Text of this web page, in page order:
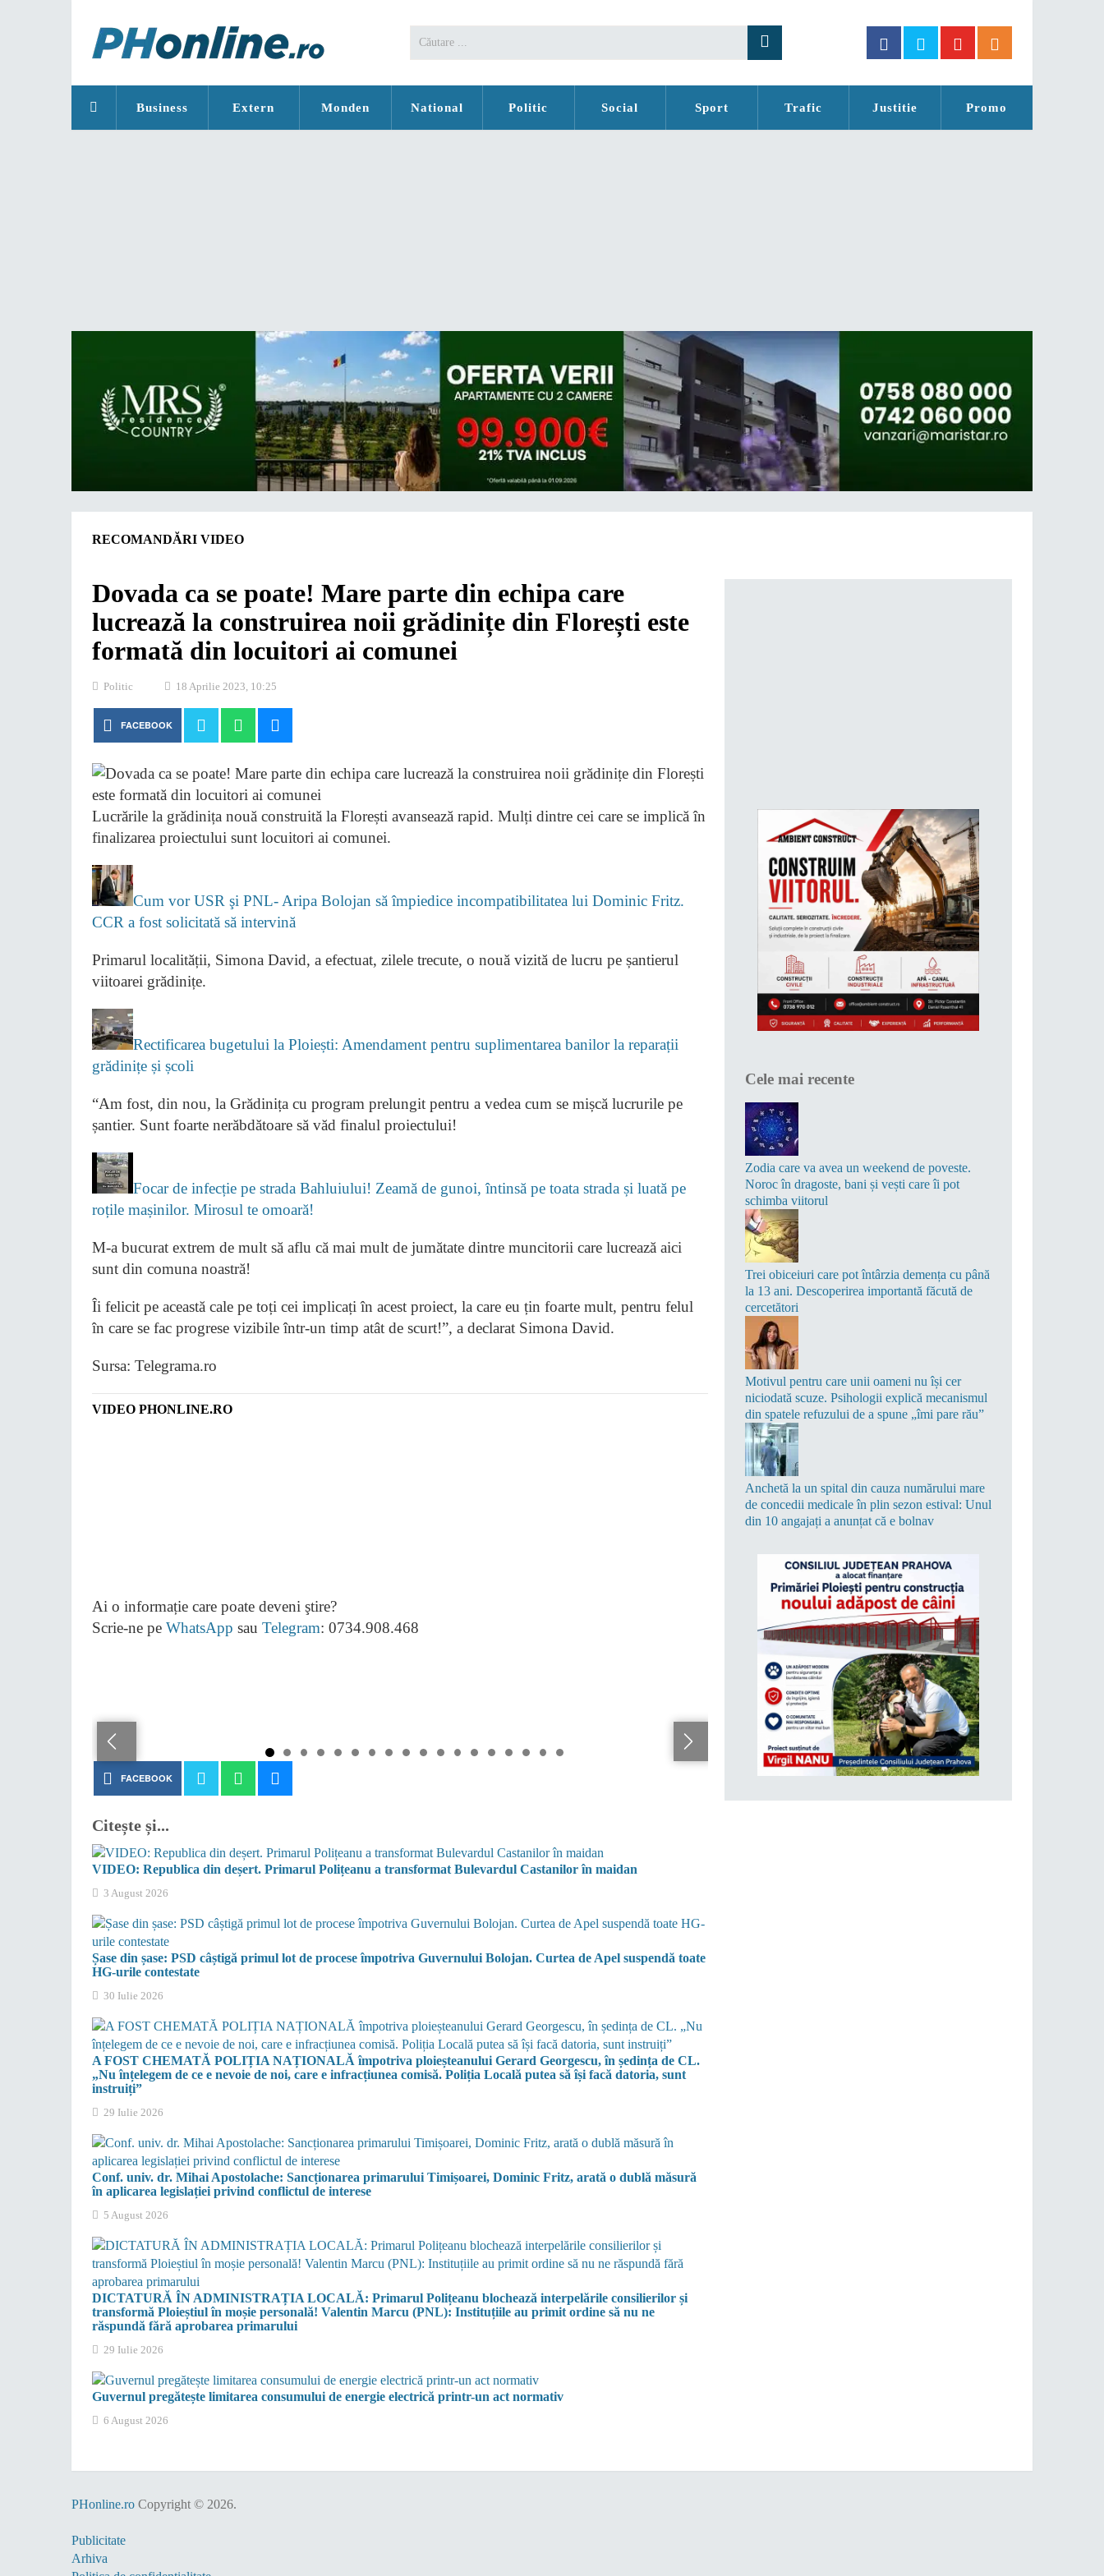
Business Extern Monden National Politic Social Sport Trafic Justitie Promo
RECOMANDĂRI VIDEO
Dovada ca se poate! Mare parte din echipa care
lucrează la construirea noii grădinițe din Florești este
formată din locuitori ai comunei
Politic 18 Aprilie 2023, 10:25
FACEBOOK
Lucrările la grădinița nouă construită la Florești avansează rapid. Mulți dintre cei care se implică în
finalizarea proiectului sunt locuitori ai comunei.
Cum vor USR şi PNL- Aripa Bolojan să împiedice incompatibilitatea lui Dominic Fritz.
CCR a fost solicitată să intervină
Primarul localității, Simona David, a efectuat, zilele trecute, o nouă vizită de lucru pe șantierul
viitoarei grădinițe.
Rectificarea bugetului la Ploiești: Amendament pentru suplimentarea banilor la reparații
grădinițe și școli
“Am fost, din nou, la Grădinița cu program prelungit pentru a vedea cum se mișcă lucrurile pe
șantier. Sunt foarte nerăbdătoare să văd finalul proiectului!
Focar de infecție pe strada Bahluiului! Zeamă de gunoi, întinsă pe toata strada și luată pe
roțile mașinilor. Mirosul te omoară!
M-a bucurat extrem de mult să aflu că mai mult de jumătate dintre muncitorii care lucrează aici
sunt din comuna noastră!
Îi felicit pe această cale pe toți cei implicați în acest proiect, la care eu țin foarte mult, pentru felul
în care se fac progrese vizibile într-un timp atât de scurt!”, a declarat Simona David.
Sursa: Telegrama.ro
VIDEO PHONLINE.RO
Ai o informație care poate deveni ştire?
Scrie-ne pe WhatsApp sau Telegram: 0734.908.468
FACEBOOK
Citește și...
VIDEO: Republica din deșert. Primarul Polițeanu a transformat Bulevardul Castanilor în maidan
3 August 2026
Șase din șase: PSD câștigă primul lot de procese împotriva Guvernului Bolojan. Curtea de Apel suspendă toate
HG-urile contestate
30 Iulie 2026
A FOST CHEMATĂ POLIȚIA NAȚIONALĂ împotriva ploieșteanului Gerard Georgescu, în ședința de CL.
„Nu înțelegem de ce e nevoie de noi, care e infracțiunea comisă. Poliția Locală putea să își facă datoria, sunt
instruiți”
29 Iulie 2026
Conf. univ. dr. Mihai Apostolache: Sancționarea primarului Timișoarei, Dominic Fritz, arată o dublă măsură
în aplicarea legislației privind conflictul de interese
5 August 2026
DICTATURĂ ÎN ADMINISTRAȚIA LOCALĂ: Primarul Polițeanu blochează interpelările consilierilor și
transformă Ploieștiul în moșie personală! Valentin Marcu (PNL): Instituțiile au primit ordine să nu ne
răspundă fără aprobarea primarului
29 Iulie 2026
Guvernul pregătește limitarea consumului de energie electrică printr-un act normativ
6 August 2026
Cele mai recente
Zodia care va avea un weekend de poveste.
Noroc în dragoste, bani și vești care îi pot
schimba viitorul
Trei obiceiuri care pot întârzia demența cu până
la 13 ani. Descoperirea importantă făcută de
cercetători
Motivul pentru care unii oameni nu își cer
niciodată scuze. Psihologii explică mecanismul
din spatele refuzului de a spune „îmi pare rău”
Anchetă la un spital din cauza numărului mare
de concedii medicale în plin sezon estival: Unul
din 10 angajați a anunțat că e bolnav
PHonline.ro Copyright © 2026.
Publicitate
Arhiva